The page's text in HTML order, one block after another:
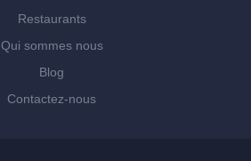
Restaurants
Qui sommes nous
Blog
Contactez-nous